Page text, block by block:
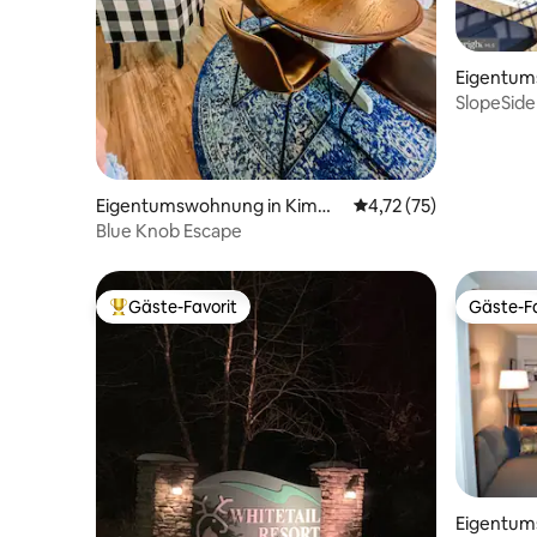
Eigentumswohnung in Kimm
el Township
Durchschnittliche
4,72 (75)
Blue Knob Escape
rsburg
SlopeSide
Beliebter Gäste-Favorit.
Gäste-Favorit Gäste-
Gäste-